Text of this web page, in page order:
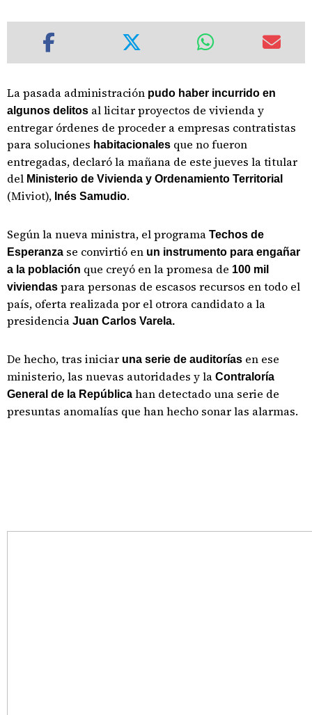
La pasada administración pudo haber incurrido en
algunos delitos al licitar proyectos de vivienda y
entregar órdenes de proceder a empresas contratistas
para soluciones habitacionales que no fueron
entregadas, declaró la mañana de este jueves la titular
del Ministerio de Vivienda y Ordenamiento Territorial
(Miviot), Inés Samudio.
Según la nueva ministra, el programa Techos de
Esperanza se convirtió en un instrumento para engañar
a la población que creyó en la promesa de 100 mil
viviendas para personas de escasos recursos en todo el
país, oferta realizada por el otrora candidato a la
presidencia Juan Carlos Varela.
De hecho, tras iniciar una serie de auditorías en ese
ministerio, las nuevas autoridades y la Contraloría
General de la República han detectado una serie de
presuntas anomalías que han hecho sonar las alarmas.